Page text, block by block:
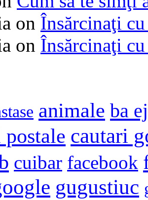
on Însărcinaţi
on Însărcinaţi
animale ba
cautari
cuibar facebook
gugustiuc